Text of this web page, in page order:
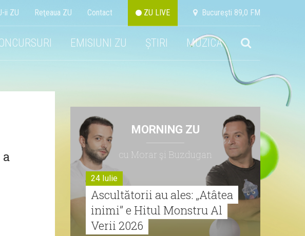
ii ZU Reţeaua ZU Contact ZU LIVE Bucureşti 89,0 FM
EMISIUNI ZU ȘTIRI MUZICA
MORNING ZU
cu Morar şi Buzdugan
24 Iulie
Ascultătorii au ales: „Atâtea
inimi” e Hitul Monstru Al
Verii 2026